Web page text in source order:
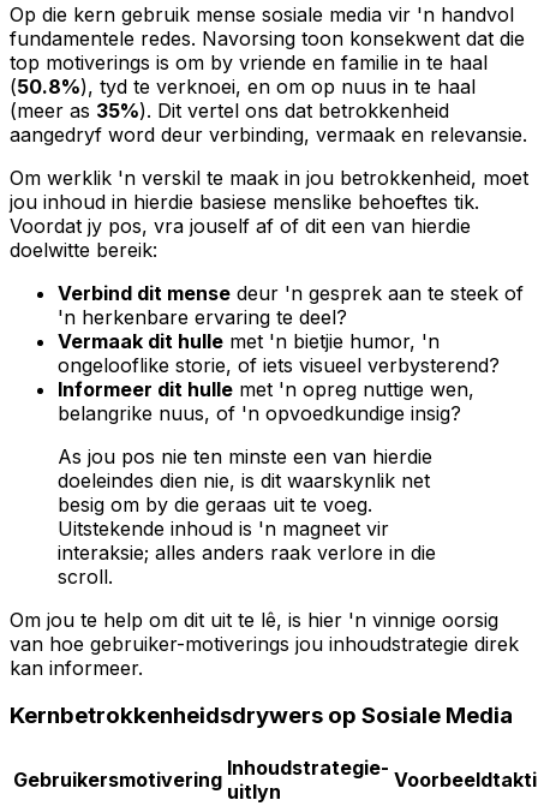
Op die kern gebruik mense sosiale media vir 'n handvol
fundamentele redes. Navorsing toon konsekwent dat die
top motiverings is om by vriende en familie in te haal
(50.8%), tyd te verknoei, en om op nuus in te haal
(meer as 35%). Dit vertel ons dat betrokkenheid
aangedryf word deur verbinding, vermaak en relevansie.
Om werklik 'n verskil te maak in jou betrokkenheid, moet
jou inhoud in hierdie basiese menslike behoeftes tik.
Voordat jy pos, vra jouself af of dit een van hierdie
doelwitte bereik:
Verbind dit mense deur 'n gesprek aan te steek of
'n herkenbare ervaring te deel?
Vermaak dit hulle met 'n bietjie humor, 'n
ongelooflike storie, of iets visueel verbysterend?
Informeer dit hulle met 'n opreg nuttige wen,
belangrike nuus, of 'n opvoedkundige insig?
As jou pos nie ten minste een van hierdie
doeleindes dien nie, is dit waarskynlik net
besig om by die geraas uit te voeg.
Uitstekende inhoud is 'n magneet vir
interaksie; alles anders raak verlore in die
scroll.
Om jou te help om dit uit te lê, is hier 'n vinnige oorsig
van hoe gebruiker-motiverings jou inhoudstrategie direk
kan informeer.
Kernbetrokkenheidsdrywers op Sosiale Media
Gebruikersmotivering Inhoudstrategie-
uitlyn